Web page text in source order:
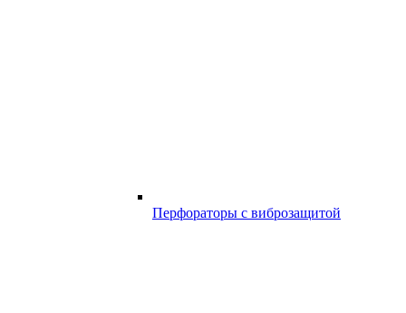
Перфораторы с виброзащитой